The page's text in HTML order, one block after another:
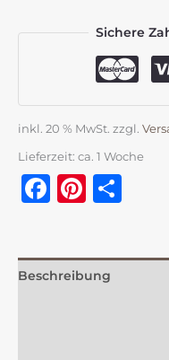
Sichere
inkl. 20 % MwSt. zzgl.
Lieferzeit: ca. 1 Woche
Beschreibung